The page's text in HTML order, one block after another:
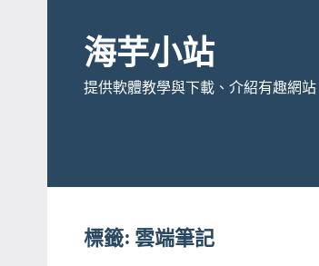
content海芋小站
提供軟體教學與下載、介紹有趣網
標籤: 雲端筆記